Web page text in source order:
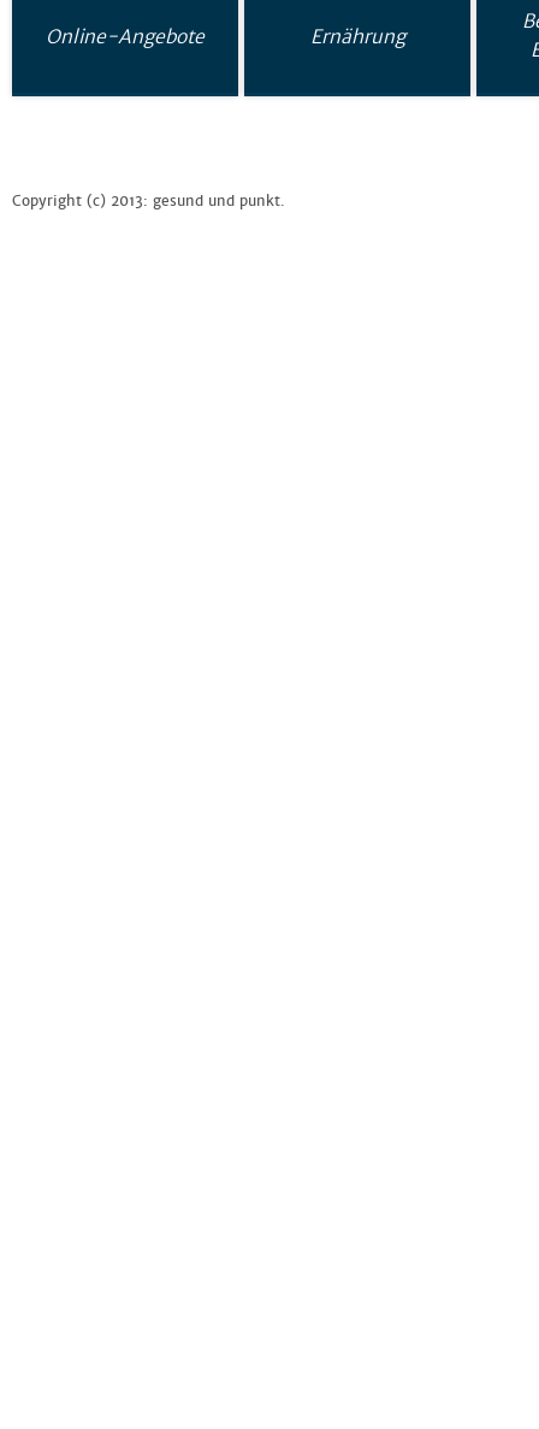
– Entspannung : Sich Zeit für sich selbst zu nehmen ist eine gute
– Medizinische Gesundheit: Zaubertrank – was gehört aus
Online-Angebote Ernährung
Copyright (c) 2013: gesund und punkt.